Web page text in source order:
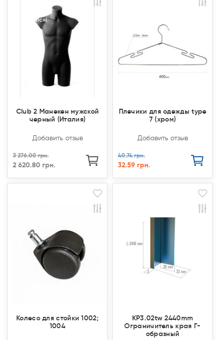
Закончился(
Закончился(
Club 2 Манекен мужской
черный (Италия)
Добавить отзыв
3 276.00 грн.
2 620.80 грн.
Плечики для одежды type
7 (хром)
Добавить отзыв
40.74 грн.
32.59 грн.
Колесо для стойки 1002;
1004
КР3.02tw 2440mm
Ограничитель края Г-
образный